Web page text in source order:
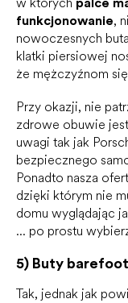
funkcjonowanie,
nowoczesnych
klatki piersiowej
że mężczyźnom
Przy okazji, nie
zdrowe obuwie
uwagi tak jak
bezpiecznego
Ponadto nasza
dzięki którym nie
domu wyglądając
... po prostu
5) Buty
Tak, jednak jak